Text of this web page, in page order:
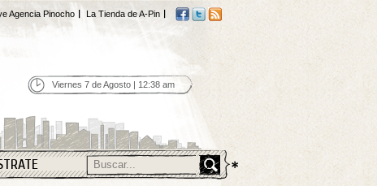
Agencia Pinocho La Tienda de A-Pin
Viernes 7 de Agosto | 12:38 am